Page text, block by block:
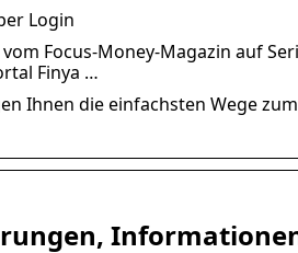
Login
Focus-Money-Magazin auf
Finya …
Ihnen die einfachsten Wege